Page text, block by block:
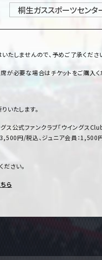
桐生ガススポーツセン
しませんので、予めご了承くださ
必要な場合はチケットをご購入く
いたします。
公式ファンクラブ「ウイングス
円/税込、ジュニア会員：1,500
ださい。
ら